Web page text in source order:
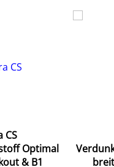
CS
Optimal
& B1